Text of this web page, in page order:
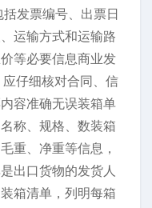
发票编号、出票日
运输方式和运输路
等必要信息商业发
仔细核对合同、信
容准确无误装箱单
称、规格、数装箱
重、净重等信息，
出口货物的发货人
箱清单，列明每箱